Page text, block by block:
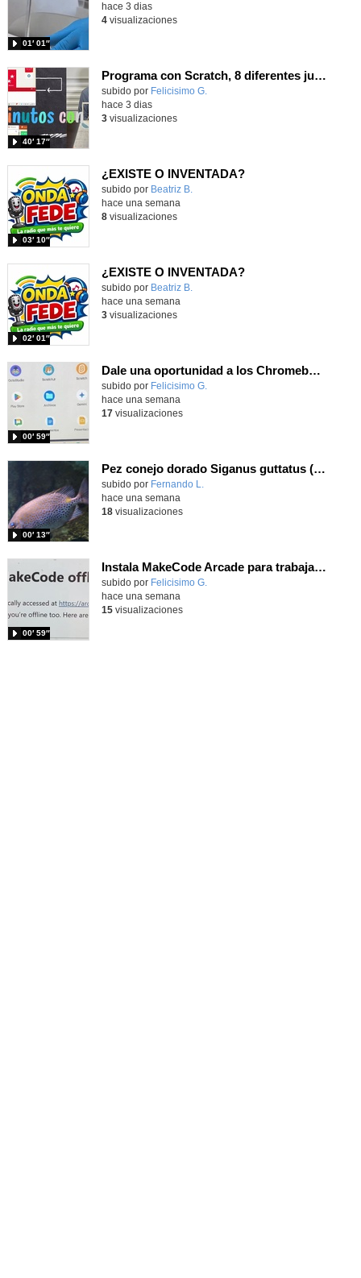
01′ 01″
hace 3 dias
4visualizaciones
Programa con Scratch, 8 diferentes juegos para vivir la emoción de los partidos de España en el mundial 2026
Contenido educativo.
subido por Felicisimo G.
40′ 17″
hace 3 dias
3visualizaciones
¿EXISTE O INVENTADA?
Contenido educativo.
subido por Beatriz B.
03′ 10″
hace una semana
8visualizaciones
¿EXISTE O INVENTADA?
Contenido educativo.
subido por Beatriz B.
02′ 01″
hace una semana
3visualizaciones
Dale una oportunidad a los Chromebooks y utiliza un proyector para realizar talleres si no tienes pantallas táctiles
Contenido educativo.
subido por Felicisimo G.
00′ 59″
hace una semana
17visualizaciones
Pez conejo dorado Siganus guttatus (Bloch, 1786)
Contenido educativo.
subido por Fernando L.
00′ 13″
hace una semana
18visualizaciones
Instala MakeCode Arcade para trabajar offline en tu tablet, ordenador, Chromebook
Contenido educativo.
subido por Felicisimo G.
00′ 59″
hace una semana
15visualizaciones